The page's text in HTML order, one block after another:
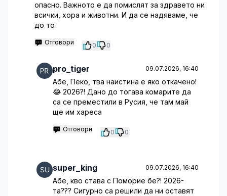
опасно. Важното е да помислят за здравето ни
всички, хора и животни. И да се надяваме, че
до то
Отговори 0 0
pro_tiger 09.07.2026, 16:40
Абе, Пеко, тва наистина е яко откачено!
😂 2026?! Дано до тогава комарите да
са се преместили в Русия, че там май
ще им хареса
Отговори 0 0
super_king 09.07.2026, 16:40
Абе, кво става с Поморие бе?! 2026-
та??? Сигурно са решили да ни оставят